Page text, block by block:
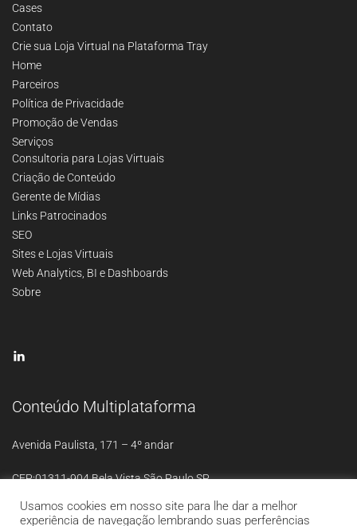
Cases
Contato
Crie sua Loja Virtual na Plataforma Tray
Home
Parceiros
Política de Privacidade
Promoção de Vendas
Serviços
Consultoria para Lojas Virtuais
Criação de Conteúdo
Gerente de Mídias
Links Patrocinados
SEO
Sites e Lojas Virtuais
Web Analytics, BI e Dashboards
Sobre
Conteúdo Multiplataforma
Avenida Paulista, 171 – 4º andar
CEP:01311-904 Bela Vista São Paulo SP
Usamos cookies em nosso site para lhe dar a melhor
experiência de navegação lembrando suas perferências